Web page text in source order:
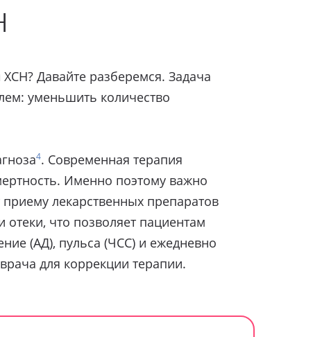
Давайте разберемся. Задача
уменьшить количество
4. Современная терапия
Именно поэтому важно
лекарственных препаратов
что позволяет пациентам
(АД), пульса (ЧСС) и ежедневно
для коррекции терапии.